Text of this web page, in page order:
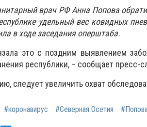
врач РФ Анна Попова
удельный вес ковидных
в ходе заседания оперштаба.
это с поздним выявлением
республики, – сообщает пресс-
следует увеличить охват
#коронавирус #Северная Осетия #Попова